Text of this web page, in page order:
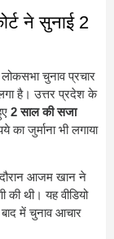
ने सुनाई 2
चुनाव प्रचार
है। उत्तर प्रदेश के
2 साल की सजा
जुर्माना भी लगाया
आजम खान ने
की थी। यह वीडियो
में चुनाव आचार